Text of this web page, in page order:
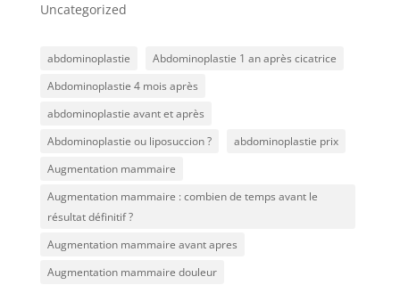
Uncategorized
abdominoplastie
Abdominoplastie 1 an après cicatrice
Abdominoplastie 4 mois après
abdominoplastie avant et après
Abdominoplastie ou liposuccion ?
abdominoplastie prix
Augmentation mammaire
Augmentation mammaire : combien de temps avant le
résultat définitif ?
Augmentation mammaire avant apres
Augmentation mammaire douleur